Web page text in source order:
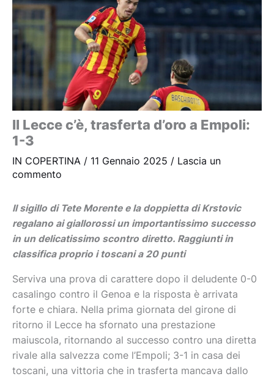
Il Lecce c’è, trasferta d’oro a Empoli:
1-3
IN COPERTINA / 11 Gennaio 2025 / Lascia un
commento
Il sigillo di Tete Morente e la doppietta di Krstovic
regalano ai giallorossi un importantissimo successo
in un delicatissimo scontro diretto. Raggiunti in
classifica proprio i toscani a 20 punti
Serviva una prova di carattere dopo il deludente 0-0
casalingo contro il Genoa e la risposta è arrivata
forte e chiara. Nella prima giornata del girone di
ritorno il Lecce ha sfornato una prestazione
maiuscola, ritornando al successo contro una diretta
rivale alla salvezza come l’Empoli; 3-1 in casa dei
toscani, una vittoria che in trasferta mancava dallo